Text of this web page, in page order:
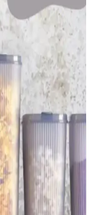
katmanın en etkili
mutfak, banyo
küçük eşyaları
ve
kolaylığı sağlayan
mutfak
hijyenik ve şık